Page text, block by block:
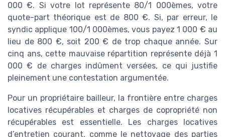
000 €. Si votre lot représente 80/1 000èmes, votre
quote-part théorique est de 800 €. Si, par erreur, le
syndic applique 100/1 000èmes, vous payez 1 000 € au
lieu de 800 €, soit 200 € de trop chaque année. Sur
cinq ans, cette mauvaise répartition représente déjà 1
000 € de charges indûment versées, ce qui justifie
pleinement une contestation argumentée.
Pour un propriétaire bailleur, la frontière entre charges
locatives récupérables et charges de copropriété non
récupérables est essentielle. Les charges locatives
d’entretien courant, comme le nettoyage des parties